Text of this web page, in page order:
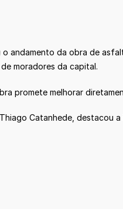
andamento da obra de
moradores da capital.
promete melhorar
Catanhede, destacou